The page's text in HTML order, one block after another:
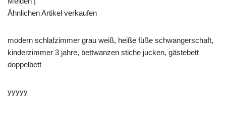
Ähnlichen Artikel verkaufen
modern schlafzimmer grau weiß, heiße füße schwangerschaft,
kinderzimmer 3 jahre, bettwanzen stiche jucken, gästebett
doppelbett
yyyyy